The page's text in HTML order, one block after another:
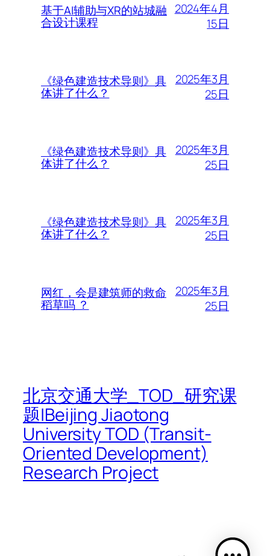
基于AI辅助与XR的站城融
合设计课程
2024年4月
15日
《绿色建造技术导则》具
体讲了什么？
2025年3月
25日
《绿色建造技术导则》具
体讲了什么？
2025年3月
25日
《绿色建造技术导则》具
体讲了什么？
2025年3月
25日
网红，会是建筑师的救命
稻草吗 ？
2025年3月
25日
北京交通大学_TOD_研究课
题|Beijing Jiaotong
University TOD (Transit-
Oriented Development)
Research Project